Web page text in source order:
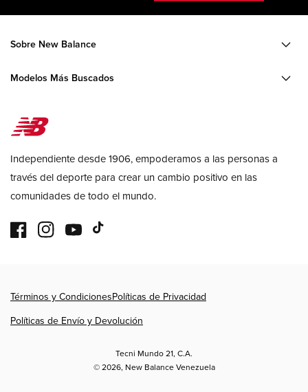
Sobre New Balance
Modelos Más Buscados
Independiente desde 1906, empoderamos a las personas a
través del deporte para crear un cambio positivo en las
comunidades de todo el mundo.
FacebookInstagramYouTubeTikTok
de
Términos y CondicionesPolíticas de Privacidad
Políticas de Envío y Devolución
Tecni Mundo 21, C.A.
© 2026, New Balance Venezuela